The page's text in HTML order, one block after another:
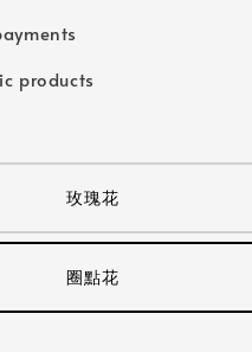
products
玫瑰花
圈點花